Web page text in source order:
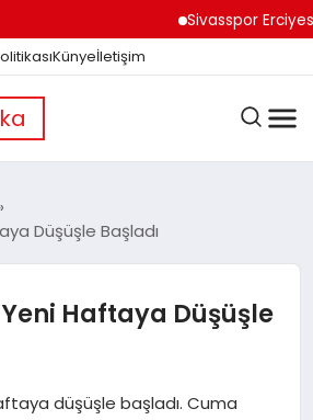
Sivasspor Erciyes
Künyeİletişim
Düşüşle Başladı
Haftaya Düşüşle
düşüşle başladı. Cuma